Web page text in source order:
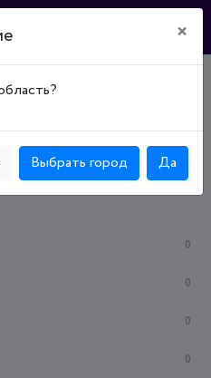
0
0
0
0
×
Выбрать город Да